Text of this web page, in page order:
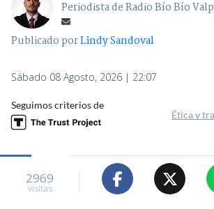
Periodista de Radio Bío Bío
Publicado porLindy Sandoval
Sábado 08 Agosto, 2026 | 22:07
Seguimos criterios de
Ética y
2969
visitas